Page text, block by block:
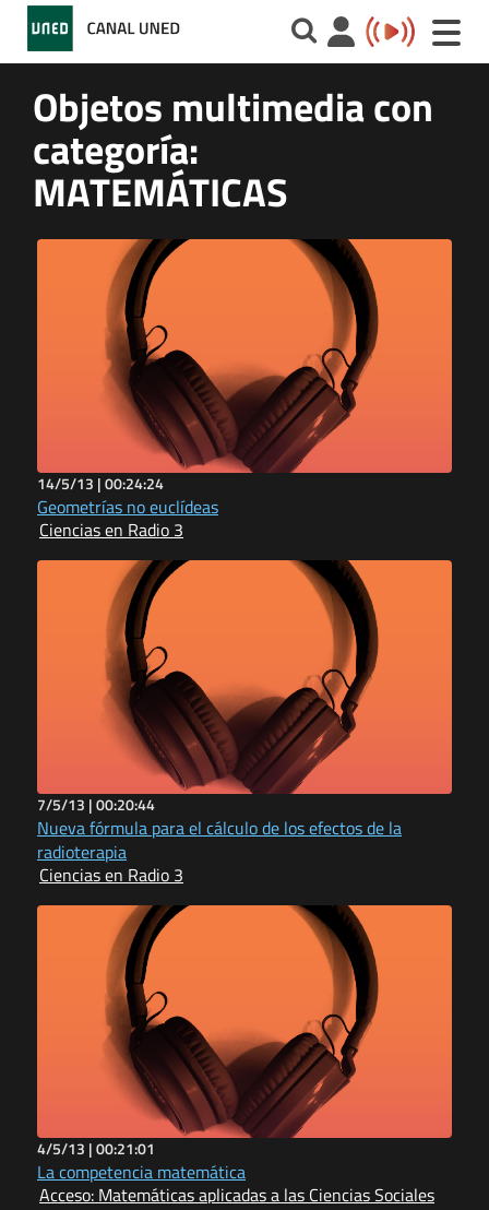
Toggle
Objetos multimedia con
categoría:
MATEMÁTICAS
14/5/13 |00:24:24
Geometrías no euclídeas
Ciencias en Radio 3
7/5/13 |00:20:44
Nueva fórmula para el cálculo de los efectos de la
radioterapia
Ciencias en Radio 3
4/5/13 |00:21:01
La competencia matemática
Acceso: Matemáticas aplicadas a las Ciencias Sociales